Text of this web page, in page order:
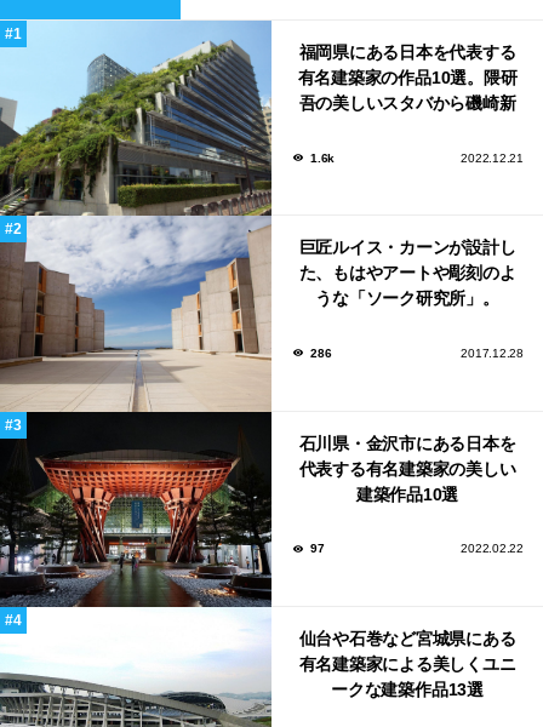
福岡県にある日本を代表する
有名建築家の作品10選。隈研
吾の美しいスタバから磯崎新
1.6k 2022.12.21
巨匠ルイス・カーンが設計し
た、もはやアートや彫刻のよ
うな「ソーク研究所」。
286 2017.12.28
石川県・金沢市にある日本を
代表する有名建築家の美しい
建築作品10選
97 2022.02.22
仙台や石巻など宮城県にある
有名建築家による美しくユニ
ークな建築作品13選